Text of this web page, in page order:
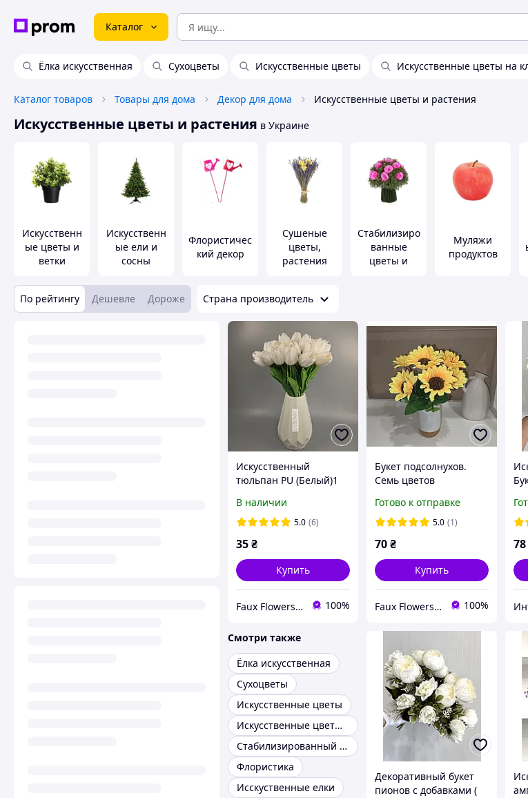
Каталог
Ёлка искусственная Сухоцветы Искусственные цветы Искусственные цветы на
Каталог товаров Товары для дома Декор для дома Искусственные цветы и растения
Искусственные цветы и растения в Украине
Искусственн
ые цветы и
ветки
Искусственн
ые ели и
сосны
Флористичес
кий декор
Сушеные
цветы,
растения
Стабилизиро
ванные
цветы и
Муляжи
продуктов
По рейтингу Дешевле Дороже Страна производитель
Искусственный
тюльпан PU (Белый)1
В наличии
5.0 (6)
35₴
Купить
Faux Flowers Boutique 100%
Букет подсолнухов.
Семь цветов
Готово к отправке
5.0 (1)
70₴
Купить
Faux Flowers Boutique 100%
78
Смотри также
Ёлка искусственная
Сухоцветы
Искусственные цветы
Искусственные цветы на кладбище
Стабилизированный мох
Флористика
Исскуственные елки
Декоративный букет
пионов с добавками (